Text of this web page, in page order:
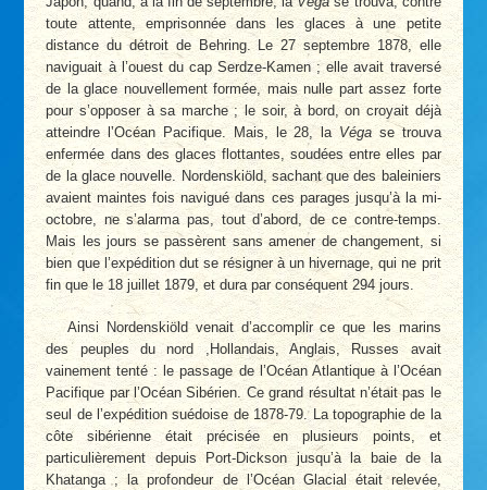
toute attente, emprisonnée dans les glaces à une petite
distance du détroit de Behring. Le 27 septembre 1878, elle
naviguait à l’ouest du cap Serdze-Kamen ; elle avait traversé
de la glace nouvellement formée, mais nulle part assez forte
pour s’opposer à sa marche ; le soir, à bord, on croyait déjà
atteindre l’Océan Pacifique. Mais, le 28, laVéga se trouva
enfermée dans des glaces flottantes, soudées entre elles par
de la glace nouvelle. Nordenskiöld, sachant que des baleiniers
avaient maintes fois navigué dans ces parages jusqu’à la mi-
octobre, ne s’alarma pas, tout d’abord, de ce contre-temps.
Mais les jours se passèrent sans amener de changement, si
bien que l’expédition dut se résigner à un hivernage, qui ne prit
fin que le 18 juillet 1879, et dura par conséquent 294 jours.
Ainsi Nordenskiöld venait d’accomplir ce que les marins
des peuples du nord ,Hollandais, Anglais, Russes avait
vainement tenté : le passage de l’Océan Atlantique à l’Océan
Pacifique par l’Océan Sibérien. Ce grand résultat n’était pas le
seul de l’expédition suédoise de 1878-79. La topographie de la
côte sibérienne était précisée en plusieurs points, et
particulièrement depuis Port-Dickson jusqu’à la baie de la
Khatanga ; la profondeur de l’Océan Glacial était relevée,